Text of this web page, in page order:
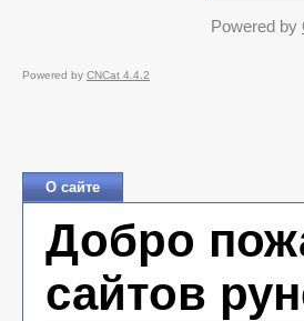
Powered by
Powered by CNCat 4.4.2
О сайте
Добро
сайтов